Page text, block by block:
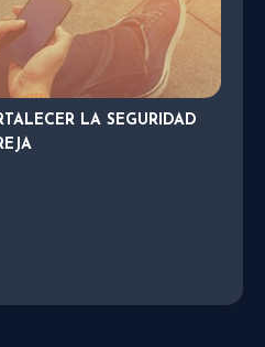
LA SEGURIDAD